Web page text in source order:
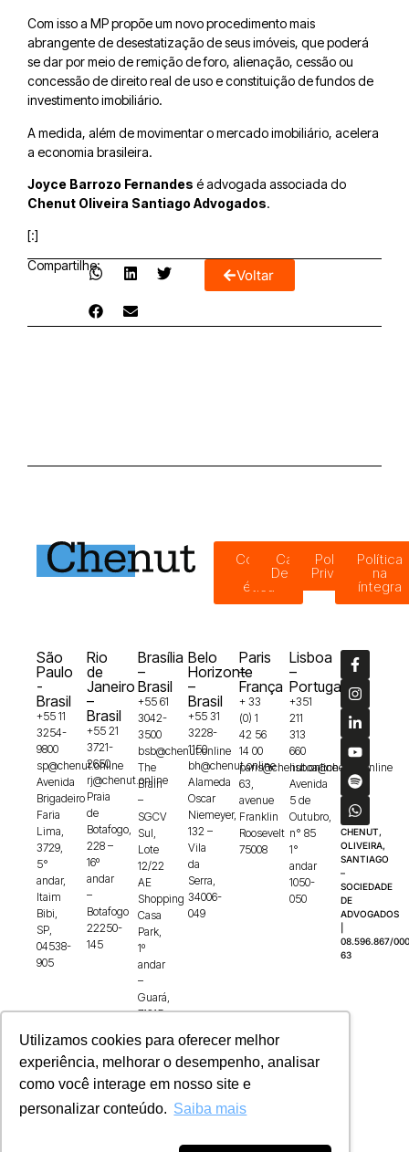
Utilizamos cookies para oferecer melhor
experiência, melhorar o desempenho, analisar
como você interage em nosso site e
personalizar conteúdo. Saiba mais
Com isso a MP propõe um novo procedimento mais
abrangente de desestatização de seus imóveis, que poderá
se dar por meio de remição de foro, alienação, cessão ou
concessão de direito real de uso e constituição de fundos de
investimento imobiliário.
A medida, além de movimentar o mercado imobiliário, acelera
a economia brasileira.
Joyce Barrozo Fernandes é advogada associada do
Chenut Oliveira Santiago Advogados.
[:]
Compartilhe:
Voltar
Código
ética
Canal de
Denúncias
Política de
Privacidade
Política
na
íntegra
São
Paulo
-
Brasil
+55 11
3254-
9800
sp@chenut.online
Avenida
Brigadeiro
Faria
Lima,
3729,
5°
andar,
Itaim
Bibi,
SP,
04538-
905
Rio
de
Janeiro
–
Brasil
+55 21
3721-
2650
rj@chenut.online
Praia
de
Botafogo,
228 –
16º
andar
–
Botafogo
22250-
145
Brasília
–
Brasil
+55 61
3042-
3500
bsb@chenut.online
The
Brain
–
SGCV
Sul,
Lote
12/22
AE
Shopping
Casa
Park,
1º
andar
–
Guará,
71215-
Belo
Horizonte
–
Brasil
+55 31
3228-
1150
bh@chenut.online
Alameda
Oscar
Niemeyer,
132 –
Vila
da
Serra,
34006-
049
Paris
–
França
+ 33
(0) 1
42 56
14 00
paris@chenut.online
63,
avenue
Franklin
Roosevelt
75008
Lisboa
–
Portugal
+351
211
313
660
lisboa@chenut.online
Avenida
5 de
Outubro,
n° 85
1°
andar
1050-
050
CHENUT,
OLIVEIRA,
SANTIAGO
–
SOCIEDADE
DE
ADVOGADOS
08.596.867/
63